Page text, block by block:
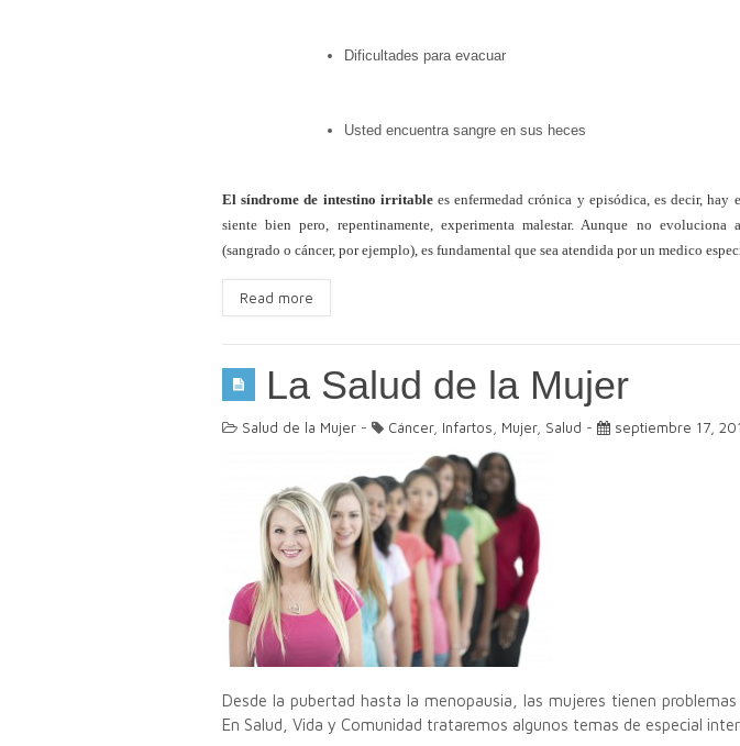
Dificultades para evacuar
Usted encuentra sangre en sus heces
Elsíndrome de intestino irritablees enfermedad crónica y episódica, es decir, hay
siente bien pero, repentinamente, experimenta malestar. Aunque no evoluciona
(sangrado o cáncer, por ejemplo), es fundamental que sea atendida porun medico
Read more
La Salud de la Mujer
Salud de la Mujer - Cáncer, Infartos Mujer, Salud - septiembre 17,
Desde la pubertad hasta la menopausia, las mujeres tienen problemas
En Salud, Vida y Comunidad trataremos algunos temas de especial